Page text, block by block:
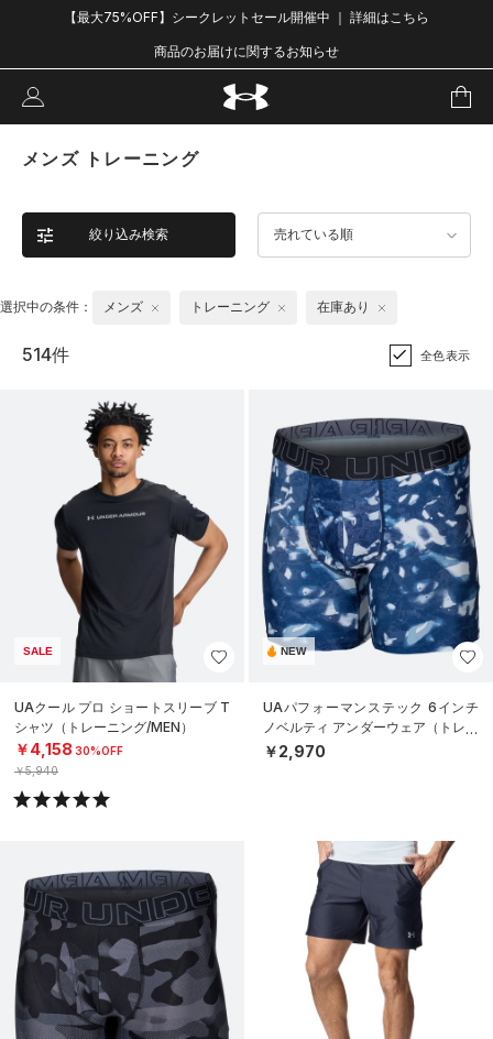
【最大75%OFF】シークレットセール開催中 ｜ 詳細はこちら
商品のお届けに関するお知らせ
メンズ トレーニング
絞り込み検索 売れている順
選択中の条件： メンズ トレーニング 在庫あり
514件 全色表示
SALE
UAクール プロ ショートスリーブ T
シャツ（トレーニング/MEN）
￥4,158 30%OFF
￥5,940
NEW
UAパフォーマンステック 6インチ
ノベルティ アンダーウェア（トレー
ニング/MEN）
￥2,970